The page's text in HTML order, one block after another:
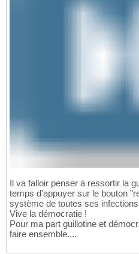
Il va falloir penser à ressortir la
temps d'appuyer sur le bouton
système de toutes ses
Vive la démocratie !
Pour ma part guillotine et
faire ensemble....